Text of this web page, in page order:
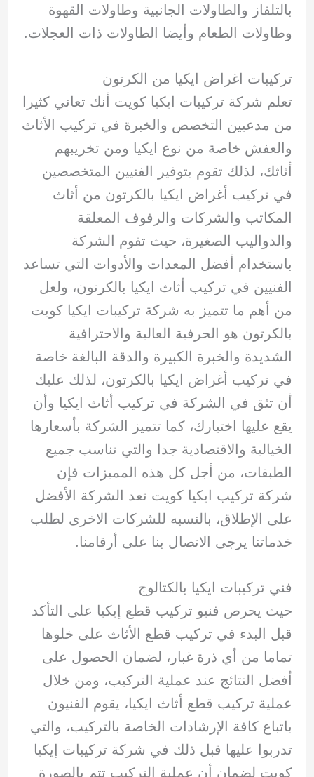
بالتلفاز والطاولات الجانبية وطاولات القهوة
وطاولات الطعام وأيضا الطاولات ذات العجلات.
تركيبات اغراض ايكيا من الكرتون
تعلم شركة تركيبات ايكيا كويت أنك تعاني كثيرا
من مدعيين التخصص والخبرة في تركيب الأثاث
والعفش خاصة من نوع ايكيا ومن تخريبهم
أثاثك، لذلك تقوم بتوفير الفنيين المتخصصين
في تركيب أغراض ايكيا بالكرتون من أثاث
المكاتب والشركات والرفوف المعلقة
والدواليب الصغيرة، حيث تقوم الشركة
باستخدام أفضل المعدات والأدوات التي تساعد
الفنيين في تركيب أثاث ايكيا بالكرتون، ولعل
من أهم ما تتميز به شركة تركيبات ايكيا كويت
بالكرتون هو الحرفية العالية والاحترافية
الشديدة والخبرة الكبيرة والدقة البالغة خاصة
في تركيب أغراض ايكيا بالكرتون، لذلك عليك
أن تثق في الشركة في تركيب أثاث ايكيا وأن
يقع عليها اختيارك، كما تتميز الشركة بأسعارها
الخيالية والاقتصادية جدا والتي تناسب جميع
الطبقات، من أجل كل هذه المميزات فإن
شركة تركيب ايكيا كويت تعد الشركة الأفضل
على الإطلاق، بالنسبه للشركات الاخرى لطلب
خدماتنا يرجى الاتصال بنا على أرقامنا.
فني تركيبات ايكيا بالكتالوج
حيث يحرص فنيو تركيب قطع إيكيا على التأكد
قبل البدء في تركيب قطع الأثاث على خلوها
تماما من أي ذرة غبار، لضمان الحصول على
أفضل النتائج عند عملية التركيب، ومن خلال
عملية تركيب قطع أثاث ايكيا، يقوم الفنيون
باتباع كافة الإرشادات الخاصة بالتركيب، والتي
تدربوا عليها قبل ذلك في شركة تركيبات إيكيا
كويت لضمان أن عملية التركيب تتم بالصورة